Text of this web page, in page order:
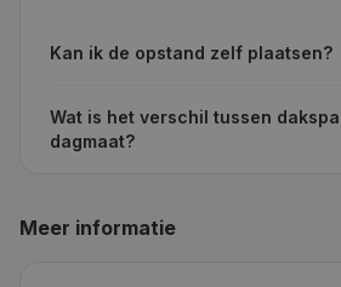
Kan ik de opstand zelf plaatsen?
Wat is het verschil tussen
dagmaat?
Meer informatie